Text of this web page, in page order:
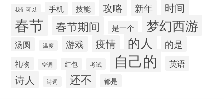
我们可以 手机 技能 攻略 新年 时间
春节 春节期间 是一个 梦幻西游
汤圆 温度 游戏 疫情 的人 的是
礼物 空调 红包 考试 自己的 英语
诗人 诗词 还不 都是